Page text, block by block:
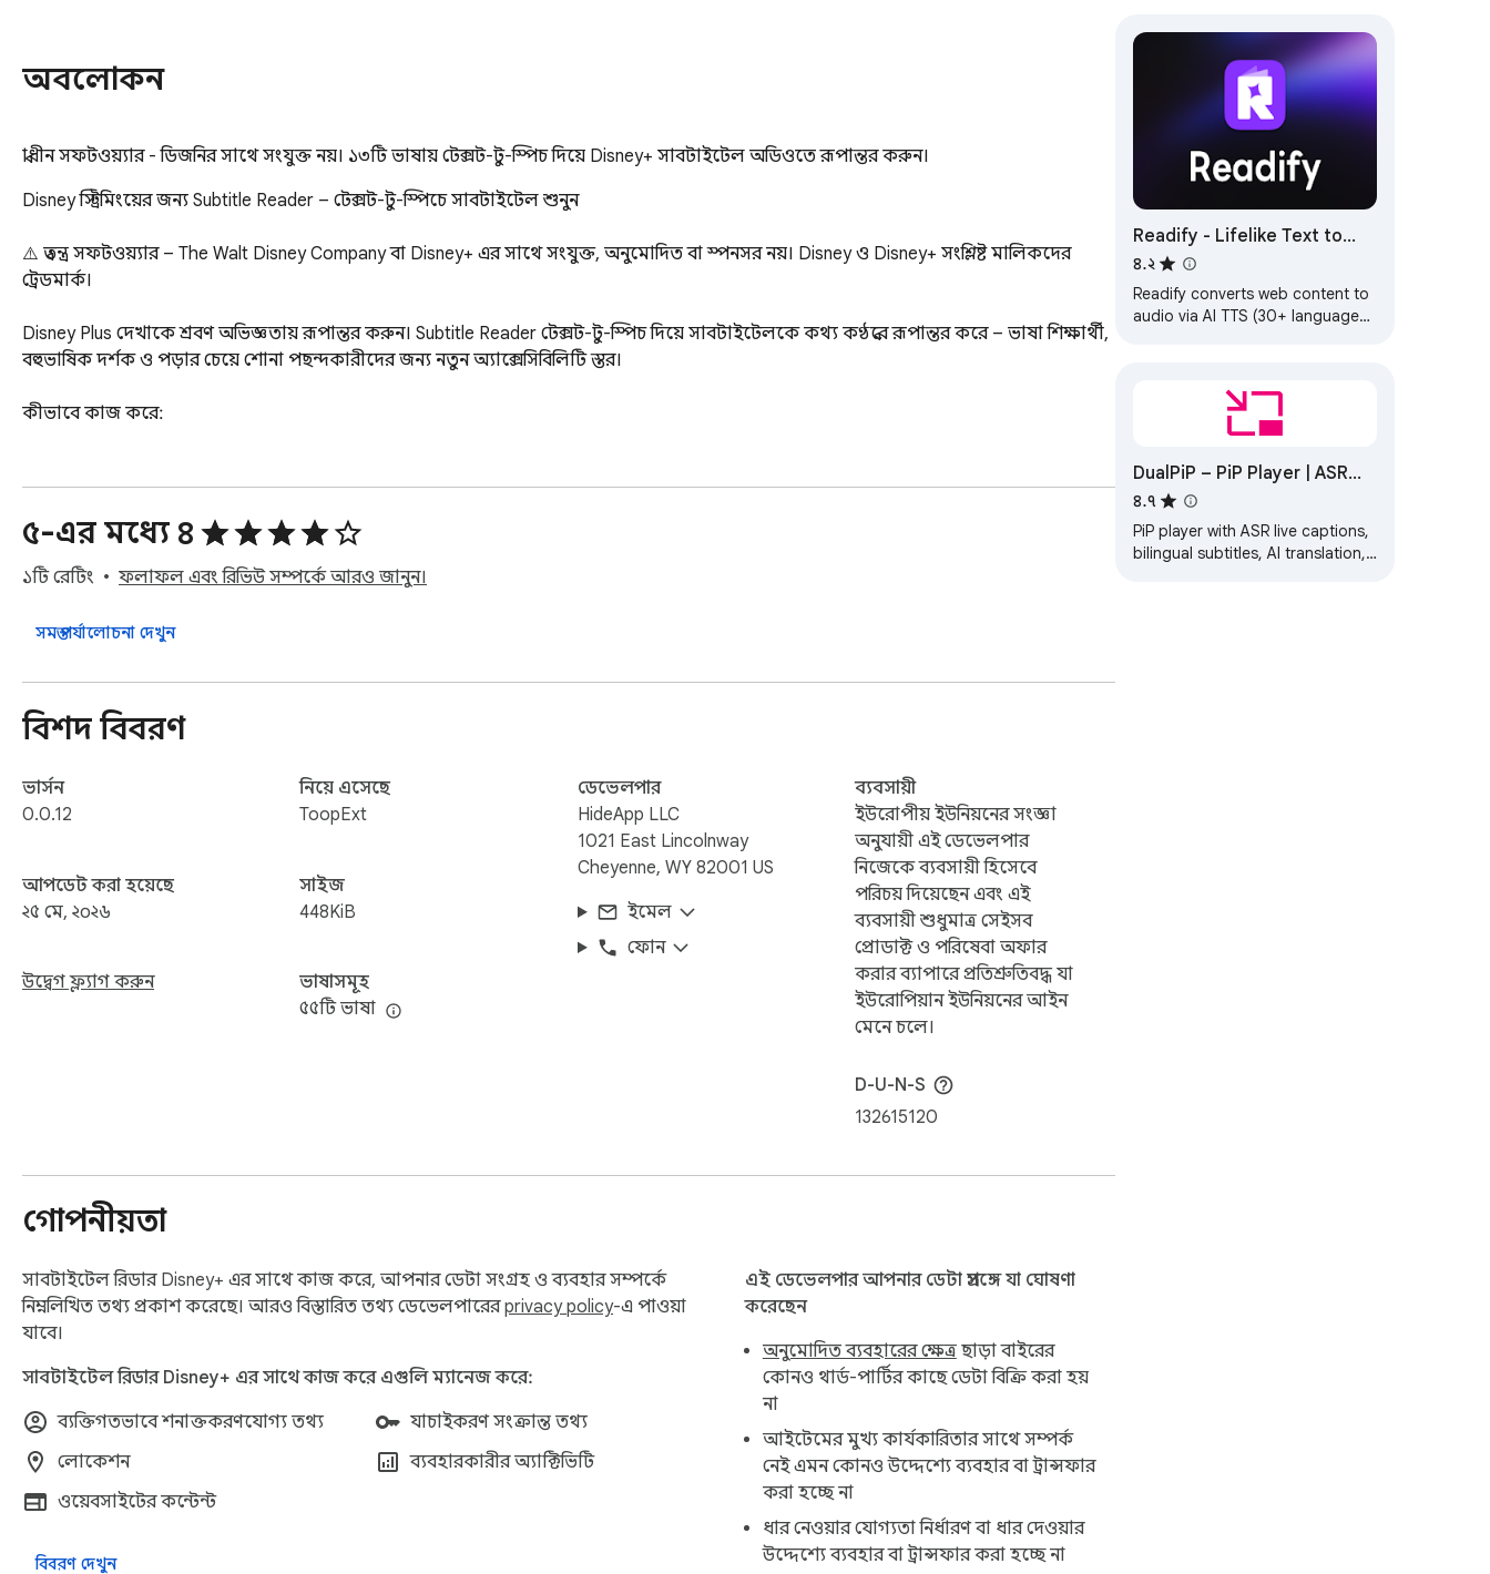
অবলোকন
স্বাধীন সফটওয়্যার - ডিজনির সাথে সংযুক্ত নয়। ১৩টি ভাষায় টেক্সট-টু-স্পিচ দিয়ে Disney+ সাবটাইটেল অডিওতে রূপান্তর করুন।
Disney স্ট্রিমিংয়ের জন্য Subtitle Reader – টেক্সট-টু-স্পিচে সাবটাইটেল শুনুন
⚠️ স্বতন্ত্র সফটওয়্যার – The Walt Disney Company বা Disney+ এর সাথে সংযুক্ত, অনুমোদিত বা স্পনসর নয়। Disney ও Disney+ সংশ্লিষ্ট মালিকদের
ট্রেডমার্ক।
Disney Plus দেখাকে শ্রবণ অভিজ্ঞতায় রূপান্তর করুন। Subtitle Reader টেক্সট-টু-স্পিচ দিয়ে সাবটাইটেলকে কথ্য কণ্ঠস্বরে রূপান্তর করে – ভাষা শিক্ষার্থী,
বহুভাষিক দর্শক ও পড়ার চেয়ে শোনা পছন্দকারীদের জন্য নতুন অ্যাক্সেসিবিলিটি স্তর।
কীভাবে কাজ করে:
১৩টি উপলব্ধ সাবটাইটেল ভাষা থেকে বেছে নিন
সাবটাইটেল স্বয়ংক্রিয়ভাবে জোরে পড়া হয়
পপআপ প্যানেল থেকে সব নিয়ন্ত্রণ করুন
সমর্থিত ভাষা:
ইংরেজি, স্প্যানিশ, পোলিশ, জার্মান, ফরাসি, ইতালীয়, ডাচ, পর্তুগিজ, কোরিয়ান, হিন্দি, চীনা, ইন্দোনেশীয়, রাশিয়ান
ভলিউম ও পিচ সামঞ্জস্য
সেটিংসে দ্রুত প্রবেশ
এক ক্লিকে ডিফল্টে রিসেট
সরল, বিভ্রান্তিমুক্ত ডিজাইন
সাবটাইটেল অডিও হয়ে যাওয়ার নতুন মাত্রায় Disney+ উপভোগ করুন – আরও অন্তর্ভুক্তিমূলক ও নিমগ্ন দেখা।
৫-এর মধ্যে ৪
১টি রেটিং ফলাফল এবং রিভিউ সম্পর্কে আরও জানুন।
সমস্ত পর্যালোচনা দেখুন
বিশদ বিবরণ
ভার্সন
0.0.12
আপডেট করা হয়েছে
২৫ মে, ২০২৬
উদ্বেগ ফ্ল্যাগ করুন
নিয়ে এসেছে
ToopExt
সাইজ
448KiB
ভাষাসমূহ
৫৫টি ভাষা
ডেভেলপার
HideApp LLC
1021 East Lincolnway
Cheyenne, WY 82001 US
ইমেল
ফোন
ব্যবসায়ী
ইউরোপীয় ইউনিয়নের সংজ্ঞা
অনুযায়ী এই ডেভেলপার
নিজেকে ব্যবসায়ী হিসেবে
পরিচয় দিয়েছেন এবং এই
ব্যবসায়ী শুধুমাত্র সেইসব
প্রোডাক্ট ও পরিষেবা অফার
করার ব্যাপারে প্রতিশ্রুতিবদ্ধ যা
ইউরোপিয়ান ইউনিয়নের আইন
মেনে চলে।
D-U-N-S
132615120
গোপনীয়তা
সাবটাইটেল রিডার Disney+ এর সাথে কাজ করে, আপনার ডেটা সংগ্রহ ও ব্যবহার সম্পর্কে
নিম্নলিখিত তথ্য প্রকাশ করেছে। আরও বিস্তারিত তথ্য ডেভেলপারেরprivacy policy-এ পাওয়া
যাবে।
সাবটাইটেল রিডার Disney+ এর সাথে কাজ করে এগুলি ম্যানেজ করে:
ব্যক্তিগতভাবে শনাক্তকরণযোগ্য তথ্য
যাচাইকরণ সংক্রান্ত তথ্য
লোকেশন
ব্যবহারকারীর অ্যাক্টিভিটি
ওয়েবসাইটের কন্টেন্ট
বিবরণ দেখুন
এই ডেভেলপার আপনার ডেটা প্রসঙ্গে যা ঘোষণা
করেছেন
অনুমোদিত ব্যবহারের ক্ষেত্রছাড়া বাইরের
কোনও থার্ড-পার্টির কাছে ডেটা বিক্রি করা হয়
না
আইটেমের মুখ্য কার্যকারিতার সাথে সম্পর্ক
নেই এমন কোনও উদ্দেশ্যে ব্যবহার বা ট্রান্সফার
করা হচ্ছে না
ধার নেওয়ার যোগ্যতা নির্ধারণ বা ধার দেওয়ার
উদ্দেশ্যে ব্যবহার বা ট্রান্সফার করা হচ্ছে না
Readify - Lifelike Text to
Speech Reader (TTS)
৪.২
Readify converts web content to
audio via AI TTS (30+ languages),
DualPiP – PiP Player | ASR
Live Captions · Subtitles & AI
Translation
৪.৭
PiP player with ASR live captions,
bilingual subtitles, AI translation,